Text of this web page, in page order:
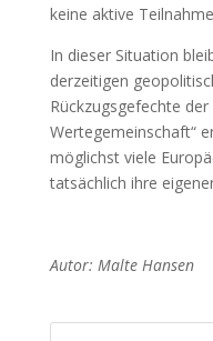
keine aktive
In dieser Situation
derzeitigen
Rückzugsgefechte der
Wertegemeinschaft“
möglichst viele
tatsächlich ihre
Autor: Malte Hansen